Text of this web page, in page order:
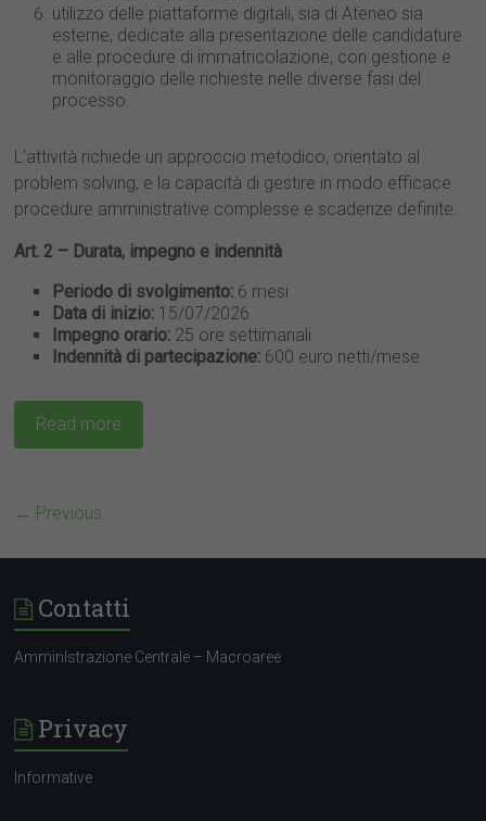
utilizzo delle piattaforme digitali, sia di Ateneo sia
esterne, dedicate alla presentazione delle candidature
e alle procedure di immatricolazione, con gestione e
monitoraggio delle richieste nelle diverse fasi del
processo.
L’attività richiede un approccio metodico, orientato al
problem solving, e la capacità di gestire in modo efficace
procedure amministrative complesse e scadenze definite.
Art. 2 – Durata, impegno e indennità
Periodo di svolgimento: 6 mesi
Data di inizio: 15/07/2026
Impegno orario: 25 ore settimanali
Indennità di partecipazione: 600 euro netti/mese
Read more
← Previous
Contatti
AmminIstrazione Centrale – Macroaree
Privacy
Informative